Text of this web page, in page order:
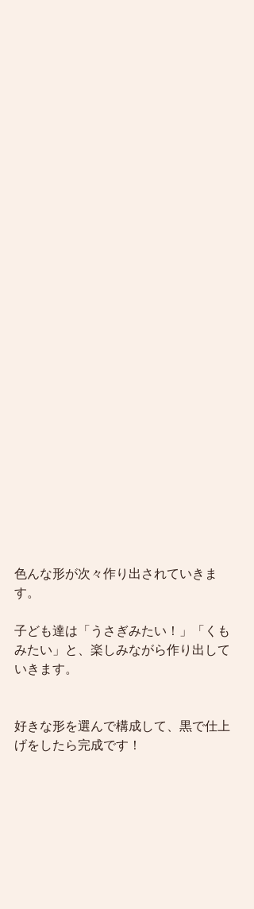
色んな形が次々作り出されていきま
す。
子ども達は「うさぎみたい！」「くも
みたい」と、楽しみながら作り出して
いきます。
好きな形を選んで構成して、黒で仕上
げをしたら完成です！